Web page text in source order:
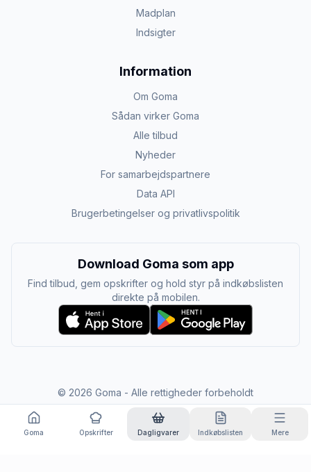
Madplan
Indsigter
Information
Om Goma
Sådan virker Goma
Alle tilbud
Nyheder
For samarbejdspartnere
Data API
Brugerbetingelser og privatlivspolitik
Download Goma som app
Find tilbud, gem opskrifter og hold styr på indkøbslisten
direkte på mobilen.
© 2026 Goma - Alle rettigheder forbeholdt
Goma Opskrifter Dagligvarer Indkøbslisten Mere